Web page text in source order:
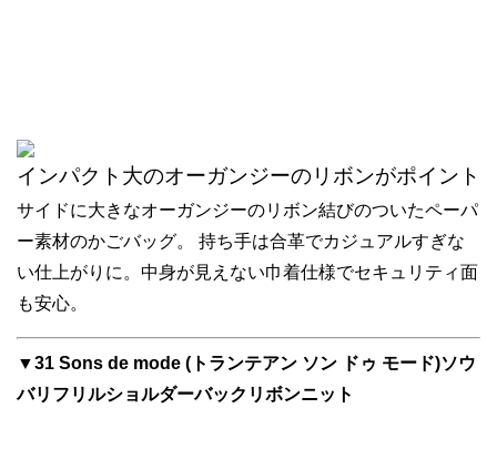
インパクト大のオーガンジーのリボンがポイント
サイドに大きなオーガンジーのリボン結びのついたペーパ
ー素材のかごバッグ。 持ち手は合革でカジュアルすぎな
い仕上がりに。中身が見えない巾着仕様でセキュリティ面
も安心。
▼31 Sons de mode (トランテアン ソン ドゥ モード)ソウ
バリフリルショルダーバックリボンニット